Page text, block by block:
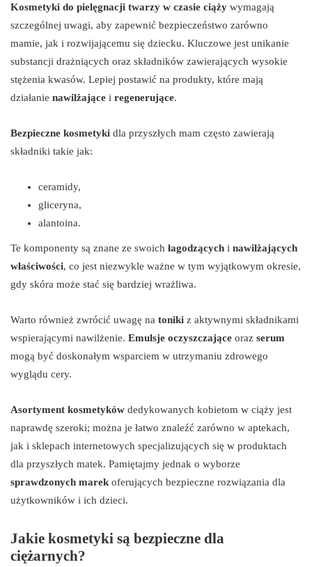
Kosmetyki do pielęgnacji twarzy w czasie ciąży wymagają
szczególnej uwagi, aby zapewnić bezpieczeństwo zarówno
mamie, jak i rozwijającemu się dziecku. Kluczowe jest unikanie
substancji drażniących oraz składników zawierających wysokie
stężenia kwasów. Lepiej postawić na produkty, które mają
działanie nawilżające i regenerujące.
Bezpieczne kosmetyki dla przyszłych mam często zawierają
składniki takie jak:
ceramidy,
gliceryna,
alantoina.
Te komponenty są znane ze swoich łagodzących i nawilżających
właściwości, co jest niezwykle ważne w tym wyjątkowym okresie,
gdy skóra może stać się bardziej wrażliwa.
Warto również zwrócić uwagę na toniki z aktywnymi składnikami
wspierającymi nawilżenie. Emulsje oczyszczające oraz serum
mogą być doskonałym wsparciem w utrzymaniu zdrowego
wyglądu cery.
Asortyment kosmetyków dedykowanych kobietom w ciąży jest
naprawdę szeroki; można je łatwo znaleźć zarówno w aptekach,
jak i sklepach internetowych specjalizujących się w produktach
dla przyszłych matek. Pamiętajmy jednak o wyborze
sprawdzonych marek oferujących bezpieczne rozwiązania dla
użytkowników i ich dzieci.
Jakie kosmetyki są bezpieczne dla
ciężarnych?